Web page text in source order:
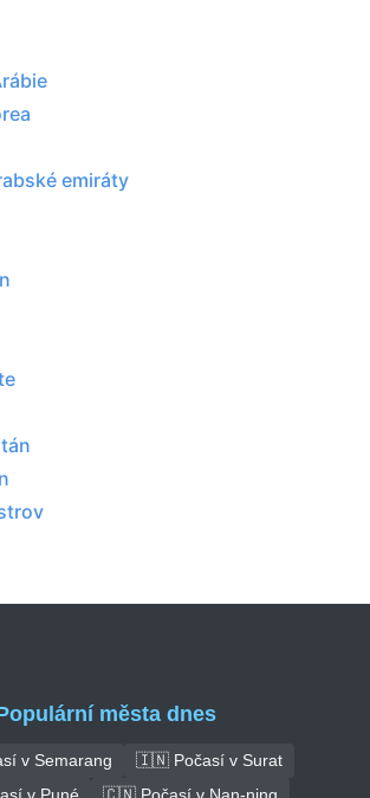
emiráty
města dnes
v Semarang
🇮🇳 Počasí v Surat
v Puné
🇨🇳 Počasí v Nan-ning